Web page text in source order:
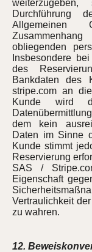
Durchführung
Allgemeinen
obliegenden
Insbesondere
des
Bankdaten des
stripe.com an
Kunde wird
dem kein
Daten im Sinne
Kunde stimmt
Reservierung
SAS /
Eigenschaft
Vertraulichkeit
zu wahren.
12.